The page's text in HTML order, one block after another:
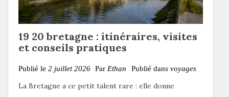
19 20 bretagne : itinéraires, visites
et conseils pratiques
Publié le 2 juillet 2026 Par Ethan Publié dans voyages
La Bretagne a ce petit talent rare : elle donne